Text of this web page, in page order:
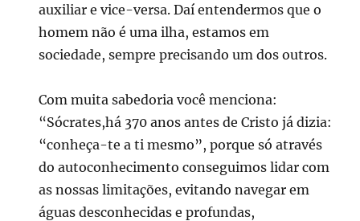
auxiliar e vice-versa. Daí entendermos que o
homem não é uma ilha, estamos em
sociedade, sempre precisando um dos outros.
Com muita sabedoria você menciona:
“Sócrates,há 370 anos antes de Cristo já dizia:
“conheça-te a ti mesmo”, porque só através
do autoconhecimento conseguimos lidar com
as nossas limitações, evitando navegar em
águas desconhecidas e profundas,